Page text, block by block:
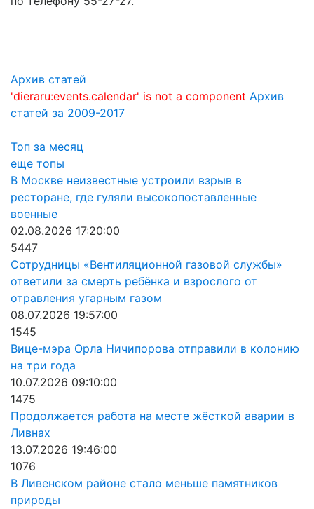
Архив статей
'dieraru:events.calendar' is not a component Архив
статей за 2009-2017
Топ за месяц
еще топы
В Москве неизвестные устроили взрыв в
ресторане, где гуляли высокопоставленные
военные
02.08.2026 17:20:00
5447
Сотрудницы «Вентиляционной газовой службы»
ответили за смерть ребёнка и взрослого от
отравления угарным газом
08.07.2026 19:57:00
1545
Вице-мэра Орла Ничипорова отправили в колонию
на три года
10.07.2026 09:10:00
1475
Продолжается работа на месте жёсткой аварии в
Ливнах
13.07.2026 19:46:00
1076
В Ливенском районе стало меньше памятников
природы